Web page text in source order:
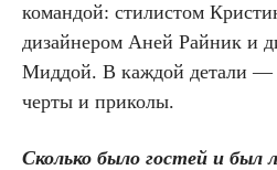
командой: стилистом
дизайнером Аней Райник и
Миддой. В каждой детали —
черты и приколы.
Сколько было гостей и был